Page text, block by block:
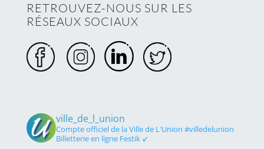
RETROUVEZ-NOUS SUR LES
RÉSEAUX SOCIAUX
ville_de_l_union
Compte officiel de la Ville de L'Union #villedelunion
Billetterie en ligne Festik ↙️